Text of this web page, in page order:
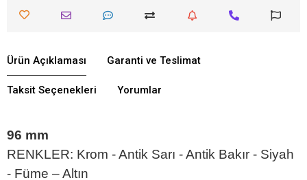
Ürün Açıklaması Garanti ve Teslimat
Taksit Seçenekleri Yorumlar
96 mm
RENKLER: Krom - Antik Sarı - Antik Bakır - Siyah
- Füme – Altın